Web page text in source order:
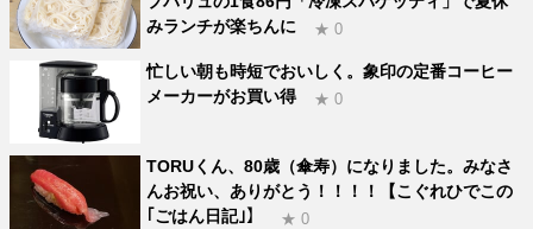
みランチが楽ちんに
★ 0
忙しい朝も時短でおいしく。象印の定番コーヒー
メーカーがお買い得
★ 0
TORUくん、80歳（傘寿）になりました。みなさ
んお祝い、ありがとう！！！！【こぐれひでこの
｢ごはん日記｣】
★ 0